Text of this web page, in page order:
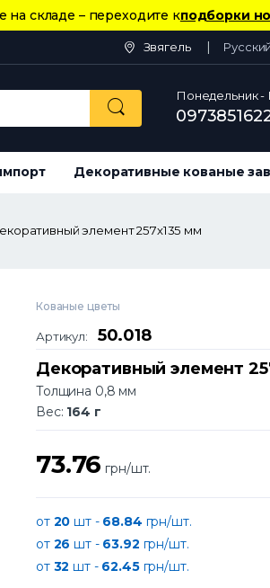
на складе – переходите кподборки
Звягель Русский
Понедельник -
Декоративные кованые
элемент 257х135 мм
Кованые цветы
Артикул:
50.018
Декоративный элемент
Толщина 0,8 мм
Вес: 164 г
73.76 грн/шт.
от 20 шт - 68.84 грн/шт.
от 26 шт - 63.92 грн/шт.
от 32 шт - 62.45грн/шт.